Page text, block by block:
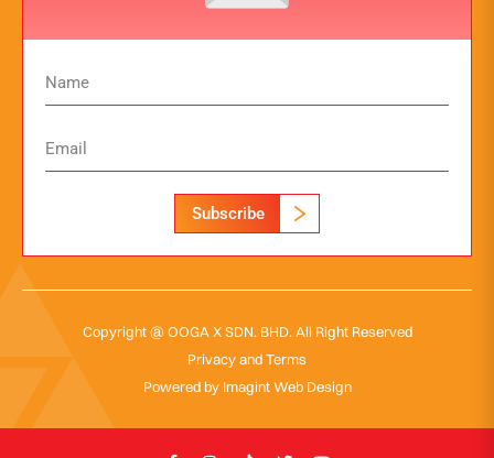
Subscribe
Copyright @ OOGA X SDN. BHD. All Right Reserved
Privacy and Terms
Powered by Imagint Web Design